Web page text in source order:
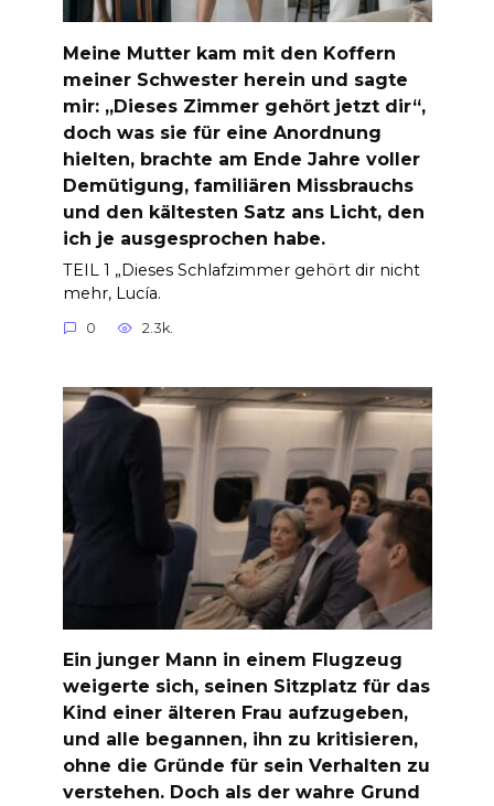
Meine Mutter kam mit den Koffern
meiner Schwester herein und sagte
mir: „Dieses Zimmer gehört jetzt dir“,
doch was sie für eine Anordnung
hielten, brachte am Ende Jahre voller
Demütigung, familiären Missbrauchs
und den kältesten Satz ans Licht, den
ich je ausgesprochen habe.
TEIL 1 „Dieses Schlafzimmer gehört dir nicht
mehr, Lucía.
0 2.3k.
Ein junger Mann in einem Flugzeug
weigerte sich, seinen Sitzplatz für das
Kind einer älteren Frau aufzugeben,
und alle begannen, ihn zu kritisieren,
ohne die Gründe für sein Verhalten zu
verstehen. Doch als der wahre Grund